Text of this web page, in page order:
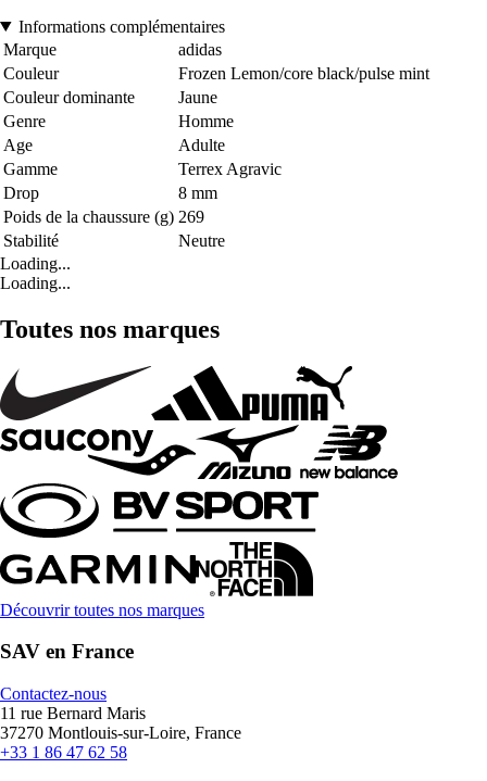
Informations complémentaires
Marque
adidas
Couleur
Frozen Lemon/core black/pulse mint
Couleur dominante
Jaune
Genre
Homme
Age
Adulte
Gamme
Terrex Agravic
Drop
8 mm
Poids de la chaussure (g) 269
Stabilité
Neutre
Loading...
Loading...
Toutes nos marques
Découvrir toutes nos marques
SAV en France
Contactez-nous
11 rue Bernard Maris
37270 Montlouis-sur-Loire, France
+33 1 86 47 62 58